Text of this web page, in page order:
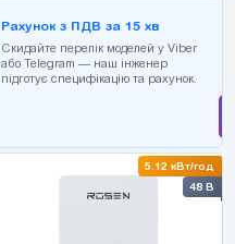
Рахунок з ПДВ за 15 хв
Скидайте перелік моделей у Viber
або Telegram — наш інженер
підготує специфікацію та рахунок.
5.12 кВт/год
48 В